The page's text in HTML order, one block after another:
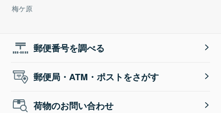
梅ケ原
郵便番号を調べる
郵便局・ATM・ポストをさがす
荷物のお問い合わせ